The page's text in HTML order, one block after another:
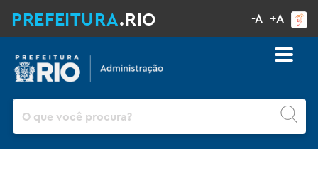
PREFEITURA.RIO -A +A